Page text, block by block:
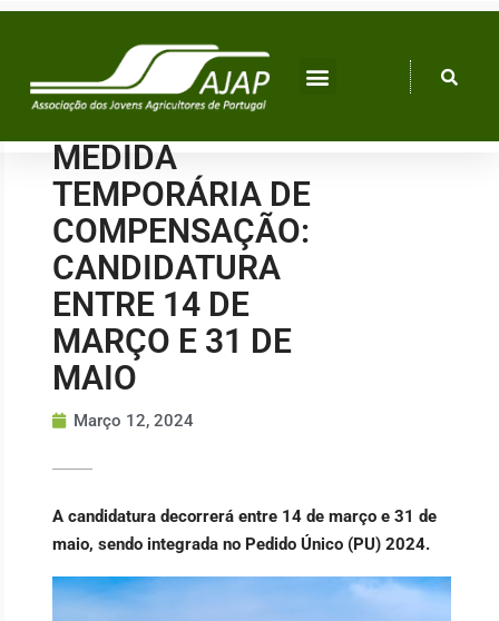
Skip
MEDIDA
TEMPORÁRIA DE
COMPENSAÇÃO:
CANDIDATURA
ENTRE 14 DE
MARÇO E 31 DE
MAIO
Março 12, 2024
A candidatura decorrerá entre 14 de março e 31 de
maio, sendo integrada no Pedido Único (PU) 2024.